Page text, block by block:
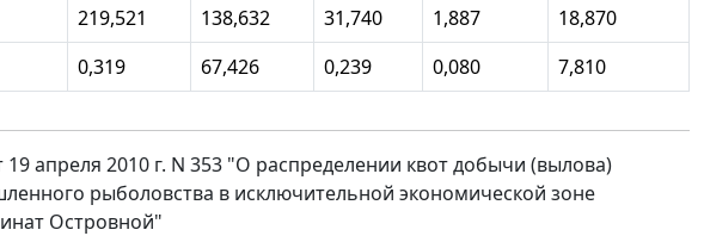
219,521 138,632 31,740 1,887
18,870
0,319 67,426 0,239 0,080 7,810
апреля 2010 г. N 353 "О распределении квот добычи (вылова)
рыболовства в исключительной экономической зоне
Островной"